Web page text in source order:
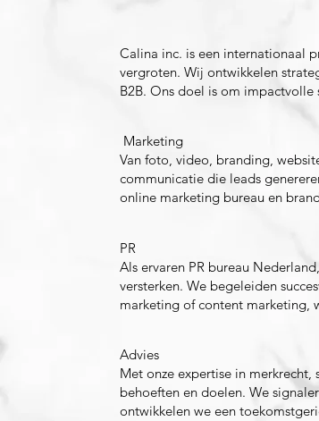
Calina inc. is een internationaal
vergroten. Wij ontwikkelen
B2B. Ons doel is om
Marketing
Van foto, video, branding,
communicatie die leads
online marketing bureau en
PR
Als ervaren PR bureau
versterken. We begeleiden
marketing of content marketing,
Advies
Met onze expertise in
behoeften en doelen. We
ontwikkelen we een